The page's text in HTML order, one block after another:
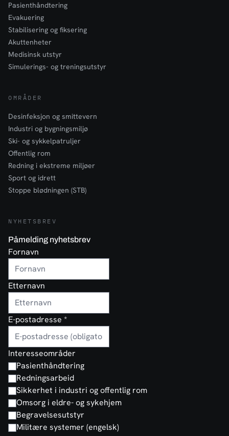
Pasienthåndtering
Evakuering
Stabilisering og fiksering
Akuttenheter
Medisinsk utstyr
Simulerings- og treningsutstyr
OMRÅDER
Desinfeksjon og smittevern
Industri og bygningsmiljø
Ski- og sykkelpatruljer
Offentlig rom
Redning i ekstreme miljøer
Sport og idrett
Stoppe blødningen (STB)
NYHETSBREV
Påmelding nyhetsbrev
Fornavn
Etternavn
E-postadresse *
Interesseområder
Pasienthåndtering
Redningsarbeid
Sikkerhet i industri og offentlig rom
Omsorg i eldre- og sykehjem
Begravelsesutstyr
Militære systemer (engelsk)